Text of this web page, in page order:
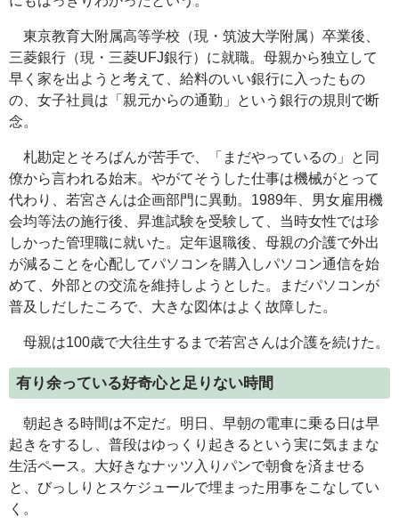
東京教育大附属高等学校（現・筑波大学附属）卒業後、
三菱銀行（現・三菱UFJ銀行）に就職。母親から独立して
早く家を出ようと考えて、給料のいい銀行に入ったもの
の、女子社員は「親元からの通勤」という銀行の規則で断
念。
札勘定とそろばんが苦手で、「まだやっているの」と同
僚から言われる始末。やがてそうした仕事は機械がとって
代わり、若宮さんは企画部門に異動。1989年、男女雇用機
会均等法の施行後、昇進試験を受験して、当時女性では珍
しかった管理職に就いた。定年退職後、母親の介護で外出
が減ることを心配してパソコンを購入しパソコン通信を始
めて、外部との交流を維持しようとした。まだパソコンが
普及しだしたころで、大きな図体はよく故障した。
母親は100歳で大往生するまで若宮さんは介護を続けた。
有り余っている好奇心と足りない時間
朝起きる時間は不定だ。明日、早朝の電車に乗る日は早
起きをするし、普段はゆっくり起きるという実に気ままな
生活ペース。大好きなナッツ入りパンで朝食を済ませる
と、びっしりとスケジュールで埋まった用事をこなしてい
く。